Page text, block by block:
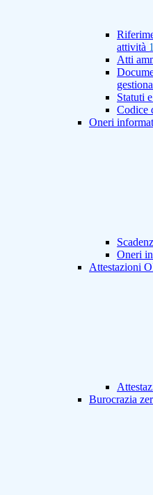
attività 1
Atti
Statuti
Codice
Oneri
Oneri
Attestazioni
Burocrazia